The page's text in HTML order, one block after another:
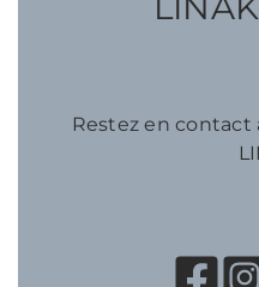
Restez en